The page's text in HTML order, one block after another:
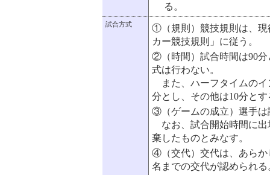
る。
試合方式
①（規則）競技規則は、現
カー競技規則」に従う。
②（時間）試合時間は90
式は行わない。
また、ハーフタイムのイ
分とし、その他は10分とす
③（ゲームの成立）選手は
なお、試合開始時間に出
棄したものとみなす。
④（交代）交代は、あらか
名までの交代が認められる